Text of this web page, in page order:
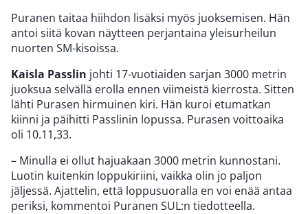
Puranen taitaa hiihdon lisäksi myös juoksemisen. Hän
antoi siitä kovan näytteen perjantaina yleisurheilun
nuorten SM-kisoissa.
Kaisla Passlin johti 17-vuotiaiden sarjan 3000 metrin
juoksua selvällä erolla ennen viimeistä kierrosta. Sitten
lähti Purasen hirmuinen kiri. Hän kuroi etumatkan
kiinni ja päihitti Passlinin lopussa. Purasen voittoaika
oli 10.11,33.
– Minulla ei ollut hajuakaan 3000 metrin kunnostani.
Luotin kuitenkin loppukiriini, vaikka olin jo paljon
jäljessä. Ajattelin, että loppusuoralla en voi enää antaa
periksi, kommentoi Puranen SUL:n tiedotteella.